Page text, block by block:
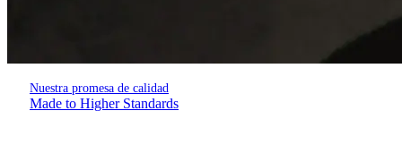
Nuestra promesa de calidad
Made to Higher Standards